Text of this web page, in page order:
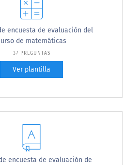
encuesta de evaluación del
de matemáticas
37 PREGUNTAS
Ver plantilla
encuesta de evaluación de